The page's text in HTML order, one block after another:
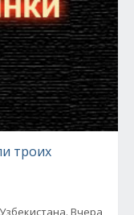
троих
Вчера